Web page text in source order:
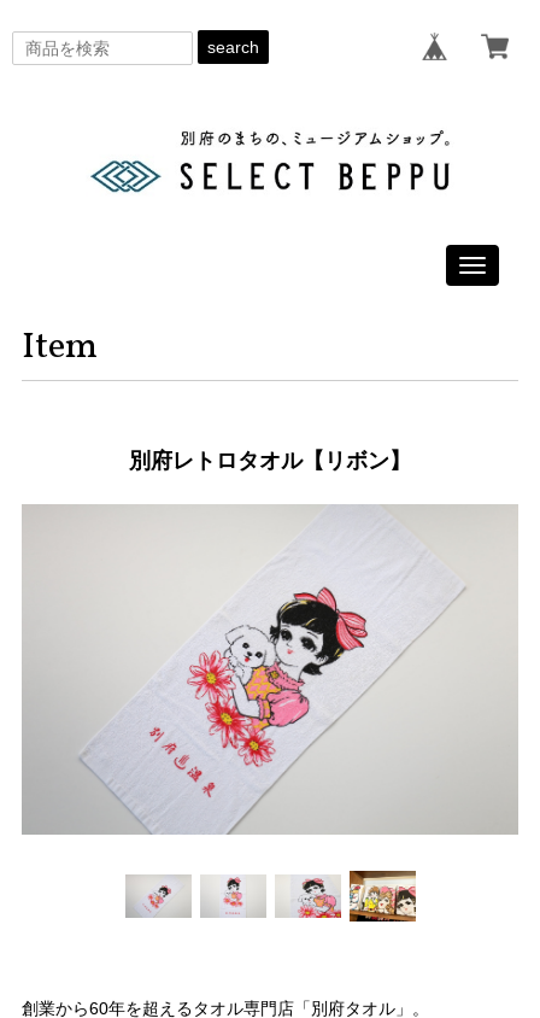
search
Toggle
Item
別府レトロタオル【リボン】
創業から60年を超えるタオル専門店「別府タオル」。